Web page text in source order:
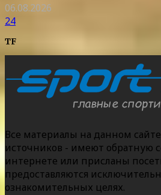
06.08.2026
24
TF
Все материалы на данном
источников - имеют обратную
интернете или присланы
предоставляются
ознакомительных целях.